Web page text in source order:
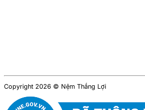
Copyright 2026 © Nệm Thắng Lợi